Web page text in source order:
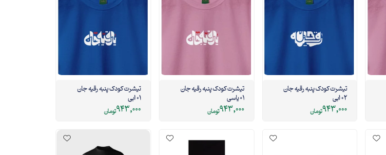
تیشرت کودک پنبه رقیه جان
02 ابی
943,000تومان
تیشرت کودک پنبه رقیه جان
01 یاسی
943,000تومان
تیشرت کودک پنبه رقیه جان
01 ابی
943,000تومان